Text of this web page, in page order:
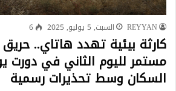
REYYAN السبت, 5 يوليو, 2025 6
كارثة بيئية تهدد هاتاي..
مستمر لليوم الثاني في دورت
السكان وسط تحذيرات رسمية